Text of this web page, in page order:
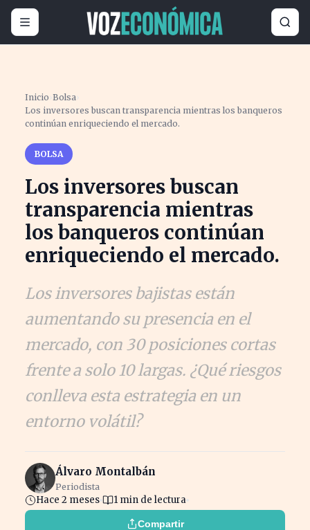
Inicio ›Bolsa›
Los inversores buscan transparencia mientras los banqueros
continúan enriqueciendo el mercado.
BOLSA
Los inversores buscan
transparencia mientras
los banqueros continúan
enriqueciendo el mercado.
Los inversores bajistas están
aumentando su presencia en el
mercado, con 30 posiciones cortas
frente a solo 10 largas. ¿Qué riesgos
conlleva esta estrategia en un
entorno volátil?
Álvaro Montalbán
Periodista
Hace 2 meses 1 min de lectura
Compartir